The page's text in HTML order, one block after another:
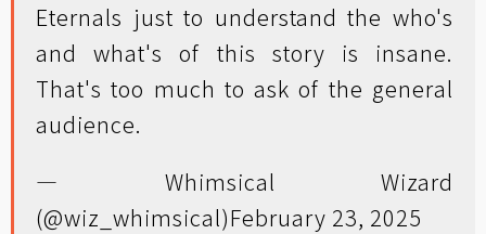
Eternals just to understand the who's
and what's of this story is insane.
That's too much to ask of the general
audience.
— Whimsical Wizard
(@wiz_whimsical)February 23, 2025